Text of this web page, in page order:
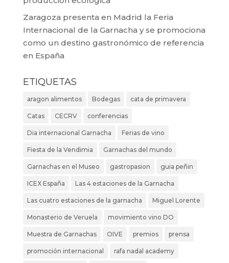
Zaragoza presenta en Madrid la Feria
Internacional de la Garnacha y se promociona
como un destino gastronómico de referencia
en España
ETIQUETAS
aragon alimentos Bodegas cata de primavera
Catas CECRV conferencias
Dia internacional Garnacha Ferias de vino
Fiesta de la Vendimia Garnachas del mundo
Garnachas en el Museo gastropasion guia peñin
ICEX España Las 4 estaciones de la Garnacha
Las cuatro estaciones de la garnacha Miguel Lorente
Monasterio de Veruela movimiento vino DO
Muestra de Garnachas OIVE premios prensa
promoción internacional rafa nadal academy